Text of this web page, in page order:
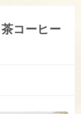
コーヒー